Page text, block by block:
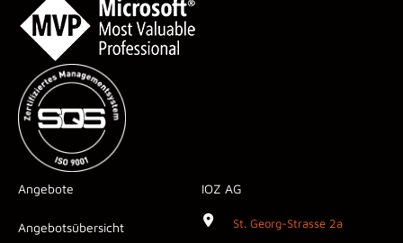
Angebote
Angebotsübersicht
IOZ AG
St. Georg-Strasse 2a